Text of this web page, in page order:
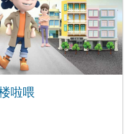
啦喂